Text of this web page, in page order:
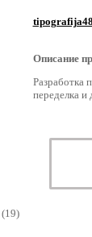
(19)
Описание
Разработка
переделка и